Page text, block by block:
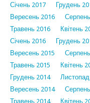
Січень 2017
Грудень
Вересень 2016
Травень 2016
Квітень
Січень 2016
Грудень
Вересень 2015
Травень 2015
Квітень
Грудень 2014
Вересень 2014
Травень 2014
Квітень